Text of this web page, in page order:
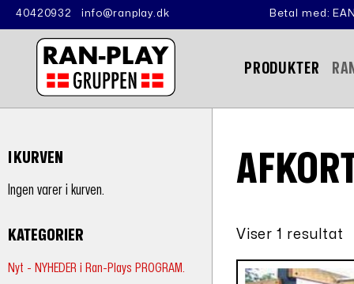
40420932 info@ranplay.dk Betal med:
PRODUKTER
I KURVEN
Ingen varer i kurven.
KATEGORIER
Nyt - NYHEDER i Ran-Plays PROGRAM.
Viser 1 resultat